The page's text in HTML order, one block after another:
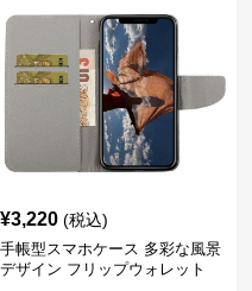
¥3,220 (税込)
手帳型スマホケース 多彩な風景
デザイン フリップウォレット